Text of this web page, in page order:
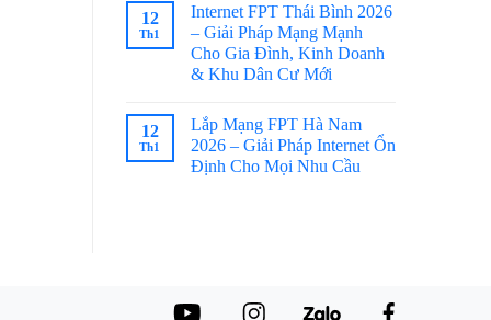
12
Th1
Internet FPT Thái Bình 2026
– Giải Pháp Mạng Mạnh
Cho Gia Đình, Kinh Doanh
& Khu Dân Cư Mới
12
Th1
Lắp Mạng FPT Hà Nam
2026 – Giải Pháp Internet Ổn
Định Cho Mọi Nhu Cầu